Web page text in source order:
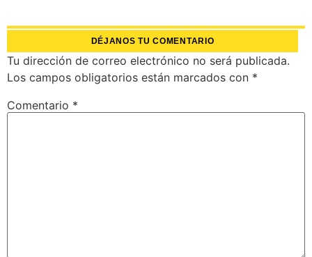
DÉJANOS TU COMENTARIO
Tu dirección de correo electrónico no será publicada.
Los campos obligatorios están marcados con *
Comentario *